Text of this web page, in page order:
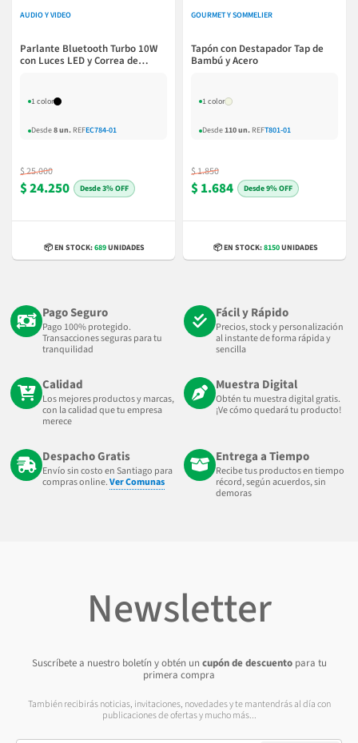
AUDIO Y VIDEO
Parlante Bluetooth Turbo 10W
con Luces LED y Correa de
1 color
Desde8 un. REFEC784-01
$ 25.000
$ 24.250 3% OFF
📦 EN STOCK:689UNIDADES
GOURMET Y SOMMELIER
Tapón con Destapador Tap de
Bambú y Acero
1 color
Desde110 un. REFT801-01
$ 1.850
$ 1.684 9% OFF
📦 EN STOCK:8150UNIDADES
Pago Seguro
Pago 100% protegido.
Transacciones seguras para tu
tranquilidad
Fácil y Rápido
Precios, stock y personalización
al instante de forma rápida y
sencilla
Calidad
Los mejores productos y marcas,
con la calidad que tu empresa
merece
Muestra Digital
Obtén tu muestra digital gratis.
¡Ve cómo quedará tu producto!
Despacho Gratis
Envío sin costo en Santiago para
compras online.Ver Comunas
Entrega a Tiempo
Recibe tus productos en tiempo
récord, según acuerdos, sin
demoras
Newsletter
Suscríbete a nuestro boletín y obtén un cupón de descuentopara tu
primera compra
También recibirás noticias, invitaciones, novedades y te mantendrás al día con
publicaciones de ofertas y mucho más...